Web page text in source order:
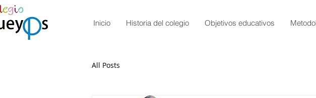
Inicio Historia del colegio Objetivos educativos
All Posts